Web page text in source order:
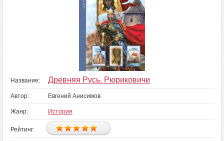
Название: Древняя Русь. Рюриковичи
Автор: Евгений Анисимов
Жанр: История
Рейтинг: